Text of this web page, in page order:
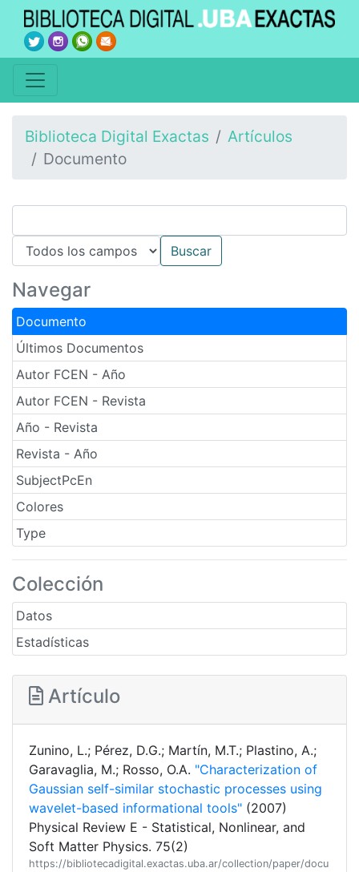
Biblioteca Digital Exactas
Artículos
Documento
Navegar
Documento
Últimos Documentos
Autor FCEN - Año
Autor FCEN - Revista
Año - Revista
Revista - Año
SubjectPcEn
Colores
Type
Colección
Datos
Estadísticas
Artículo
Zunino, L.; Pérez, D.G.; Martín, M.T.; Plastino, A.;
Garavaglia, M.; Rosso, O.A. "Characterization of
Gaussian self-similar stochastic processes using
wavelet-based informational tools" (2007)
Physical Review E - Statistical, Nonlinear, and
Soft Matter Physics. 75(2)
https://bibliotecadigital.exactas.uba.ar/collection/paper/docu